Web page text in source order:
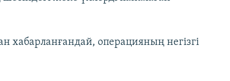
хабарланғандай, операцияның негізгі